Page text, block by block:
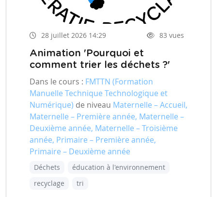
28 juillet 2026 14:29 83 vues
Animation 'Pourquoi et
comment trier les déchets ?'
Dans le cours : FMTTN (Formation
Manuelle Technique Technologique et
Numérique) de niveau Maternelle – Accueil,
Maternelle – Première année, Maternelle –
Deuxième année, Maternelle – Troisième
année, Primaire – Première année,
Primaire – Deuxième année
Déchets
éducation à l'environnement
recyclage
tri